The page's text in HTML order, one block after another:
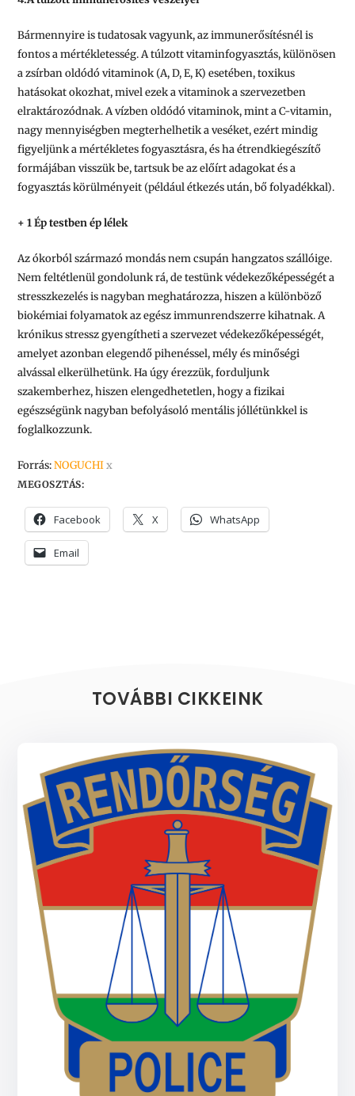
Bármennyire is tudatosak vagyunk, az immunerősítésnél is
fontos a mértékletesség. A túlzott vitaminfogyasztás, különösen
a zsírban oldódó vitaminok (A, D, E, K) esetében, toxikus
hatásokat okozhat, mivel ezek a vitaminok a szervezetben
elraktározódnak. A vízben oldódó vitaminok, mint a C-vitamin,
nagy mennyiségben megterhelhetik a veséket, ezért mindig
figyeljünk a mértékletes fogyasztásra, és ha étrendkiegészítő
formájában visszük be, tartsuk be az előírt adagokat és a
fogyasztás körülményeit (például étkezés után, bő folyadékkal).
+ 1 Ép testben ép lélek
Az ókorból származó mondás nem csupán hangzatos szállóige.
Nem feltétlenül gondolunk rá, de testünk védekezőképességét a
stresszkezelés is nagyban meghatározza, hiszen a különböző
biokémiai folyamatok az egész immunrendszerre kihatnak. A
krónikus stressz gyengítheti a szervezet védekezőképességét,
amelyet azonban elegendő pihenéssel, mély és minőségi
alvással elkerülhetünk. Ha úgy érezzük, forduljunk
szakemberhez, hiszen elengedhetetlen, hogy a fizikai
egészségünk nagyban befolyásoló mentális jóllétünkkel is
foglalkozzunk.
Forrás:NOGUCHI x
MEGOSZTÁS:
Facebook X WhatsApp
Email
TOVÁBBI CIKKEINK